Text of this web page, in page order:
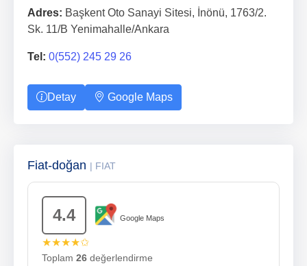
Adres: Başkent Oto Sanayi Sitesi, İnönü, 1763/2.
Sk. 11/B Yenimahalle/Ankara
Tel: 0(552) 245 29 26
Detay Google Maps
Fiat-doğan | FIAT
4.4 Google Maps
★★★★✩
Toplam 26 değerlendirme